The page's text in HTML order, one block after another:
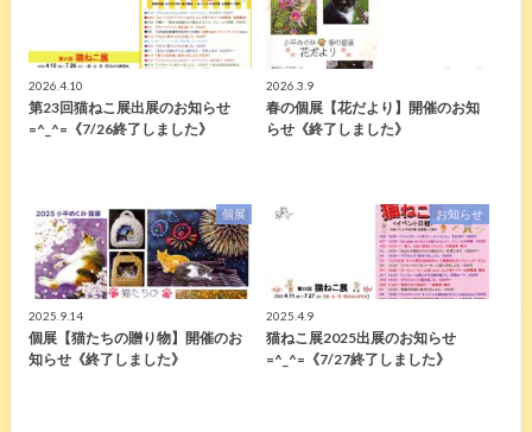
2026.4.10
第23回猫ねこ展出展のお知らせ
=^_^=《7/26終了しました》
2026.3.9
春の個展【花だより】開催のお知
らせ《終了しました》
個展
2025.9.14
個展【猫たちの贈り物】開催のお
知らせ《終了しました》
お知らせ
2025.4.9
猫ねこ展2025出展のお知らせ
=^_^=《7/27終了しました》